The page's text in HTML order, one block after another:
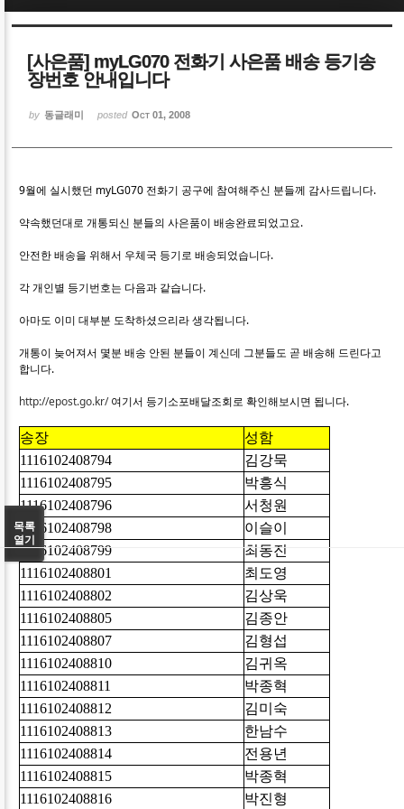
[사은품] myLG070 전화기 사은품 배송 등기송
장번호 안내입니다
by 동글래미 posted Oct 01, 2008
9월에 실시했던 myLG070 전화기 공구에 참여해주신 분들께 감사드립니다.
약속했던대로 개통되신 분들의 사은품이 배송완료되었고요.
안전한 배송을 위해서 우체국 등기로 배송되었습니다.
각 개인별 등기번호는 다음과 같습니다.
아마도 이미 대부분 도착하셨으리라 생각됩니다.
개통이 늦어져서 몇분 배송 안된 분들이 계신데 그분들도 곧 배송해 드린다고
합니다.
http://epost.go.kr/여기서 등기소포배달조회로 확인해보시면 됩니다.
송장
성함
1116102408794
김강묵
1116102408795
박흥식
1116102408796
서청원
1116102408798
이슬이
1116102408799
최동진
1116102408801
최도영
1116102408802
김상욱
1116102408805
김종안
1116102408807
김형섭
1116102408810
김귀옥
1116102408811
박종혁
1116102408812
김미숙
1116102408813
한남수
1116102408814
전용년
1116102408815
박종혁
1116102408816
박진형
목록
열기
Sketchbook5, 스케치북5
Sketchbook5, 스케치북5
Sketchbook5, 스케치북5
Sketchbook5, 스케치북5